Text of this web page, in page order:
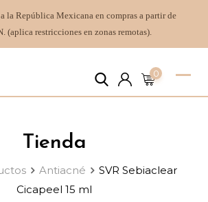
la República Mexicana en compras a partir de
(aplica restricciones en zonas remotas).
0
Tienda
Antiacné
SVR Sebiaclear
Cicapeel 15 ml